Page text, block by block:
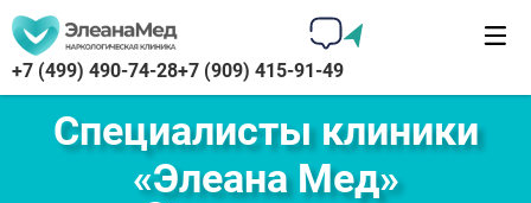
+7 (499) 490-74-28+7 (909) 415-91-49
Специалисты клиники
«Элеана Мед»